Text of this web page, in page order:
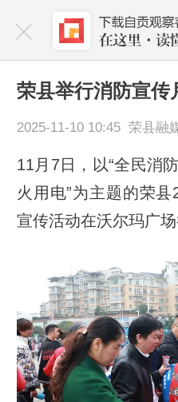
荣县举行消防宣传
2025-11-10 10:45 荣县融
11月7日，以“全民消
火用电”为主题的荣
宣传活动在沃尔玛广场